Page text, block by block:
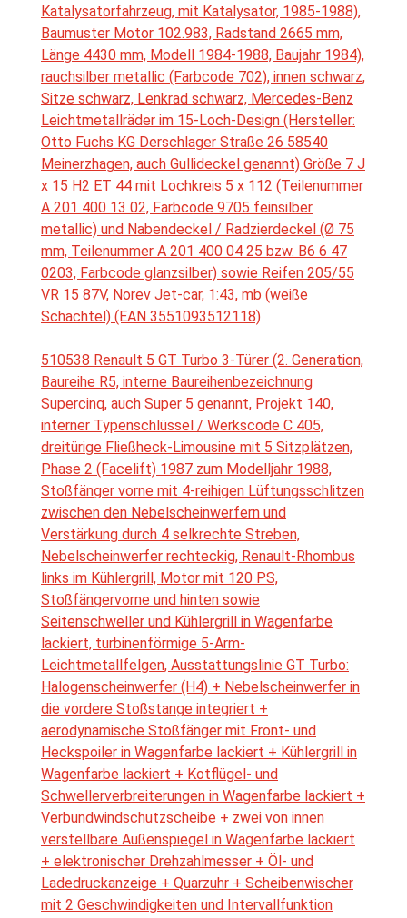
Katalysatorfahrzeug, mit Katalysator, 1985-1988),
Baumuster Motor 102.983, Radstand 2665 mm,
Länge 4430 mm, Modell 1984-1988, Baujahr 1984),
rauchsilber metallic (Farbcode 702), innen schwarz,
Sitze schwarz, Lenkrad schwarz, Mercedes-Benz
Leichtmetallräder im 15-Loch-Design (Hersteller:
Otto Fuchs KG Derschlager Straße 26 58540
Meinerzhagen, auch Gullideckel genannt) Größe 7 J
x 15 H2 ET 44 mit Lochkreis 5 x 112 (Teilenummer
A 201 400 13 02, Farbcode 9705 feinsilber
metallic) und Nabendeckel / Radzierdeckel (Ø 75
mm, Teilenummer A 201 400 04 25 bzw. B6 6 47
0203, Farbcode glanzsilber) sowie Reifen 205/55
VR 15 87V, Norev Jet-car, 1:43, mb (weiße
Schachtel) (EAN 3551093512118)
510538 Renault 5 GT Turbo 3-Türer (2. Generation,
Baureihe R5, interne Baureihenbezeichnung
Supercinq, auch Super 5 genannt, Projekt 140,
interner Typenschlüssel / Werkscode C 405,
dreitürige Fließheck-Limousine mit 5 Sitzplätzen,
Phase 2 (Facelift) 1987 zum Modelljahr 1988,
Stoßfänger vorne mit 4-reihigen Lüftungsschlitzen
zwischen den Nebelscheinwerfern und
Verstärkung durch 4 selkrechte Streben,
Nebelscheinwerfer rechteckig, Renault-Rhombus
links im Kühlergrill, Motor mit 120 PS,
Stoßfängervorne und hinten sowie
Seitenschweller und Kühlergrill in Wagenfarbe
lackiert, turbinenförmige 5-Arm-
Leichtmetallfelgen, Ausstattungslinie GT Turbo:
Halogenscheinwerfer (H4) + Nebelscheinwerfer in
die vordere Stoßstange integriert +
aerodynamische Stoßfänger mit Front- und
Heckspoiler in Wagenfarbe lackiert + Kühlergrill in
Wagenfarbe lackiert + Kotflügel- und
Schwellerverbreiterungen in Wagenfarbe lackiert +
Verbundwindschutzscheibe + zwei von innen
verstellbare Außenspiegel in Wagenfarbe lackiert
+ elektronischer Drehzahlmesser + Öl- und
Ladedruckanzeige + Quarzuhr + Scheibenwischer
mit 2 Geschwindigkeiten und Intervallfunktion